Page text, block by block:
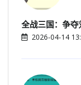
全战三国：争
2026-04-14